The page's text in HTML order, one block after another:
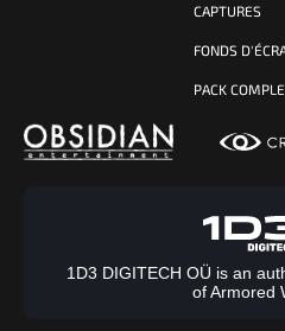
CAPTURES
FONDS
PACK
1D3 DIGITECH OÜ is an
of Armored